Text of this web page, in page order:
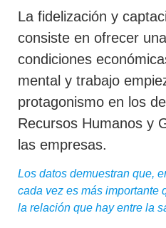
La fidelización y
consiste en ofrecer
condiciones
mental y trabajo
protagonismo en los
Recursos Humanos y
las empresas.
Los datos demuestran que,
cada vez es más importante
la relación que hay entre la